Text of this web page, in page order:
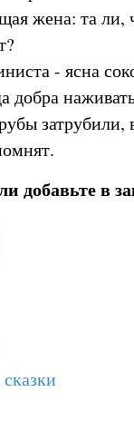
жена: та ли,
- ясна
добавьте в
сказки